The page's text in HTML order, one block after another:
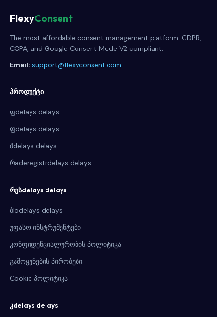
FlexyConsent
The most affordable consent management platform. GDPR,
CCPA, and Google Consent Mode V2 compliant.
Email: support@flexyconsent.com
პროდუქტი
ფdelays delays
ფdelays delays
შdelays delays
რaderegistrdelays delays
რესdelays delays
ბlodelays delays
უფასო ინსტრუმენტები
კონფიდენციალურობის პოლიტიკა
გამოყენების პირობები
Cookie პოლიტიკა
კdelays delays